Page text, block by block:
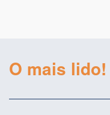
O mais lido!